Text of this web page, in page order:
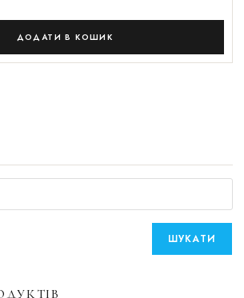
ДОДАТИ В КОШИК
ШУКАТИ